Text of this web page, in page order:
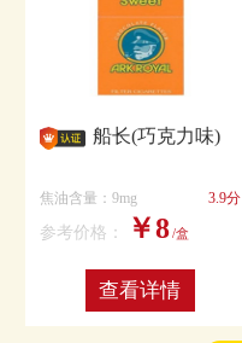
船长(巧克力味)
焦油含量：9mg 3.9分
参考价格： ￥8/盒
查看详情